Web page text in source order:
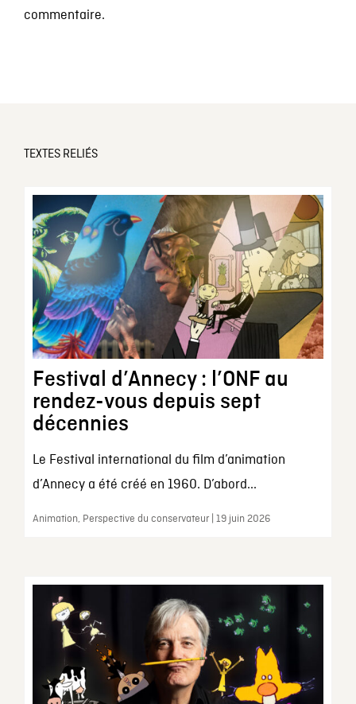
commentaire.
TEXTES RELIÉS
Festival d’Annecy : l’ONF au
rendez-vous depuis sept
décennies
Le Festival international du film d’animation
d’Annecy a été créé en 1960. D’abord...
Animation, Perspective du conservateur | 19 juin 2026